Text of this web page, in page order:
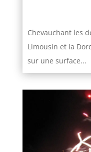
Chevauchant les
Limousin et la
sur une surface...